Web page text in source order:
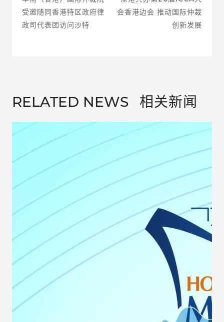
受邀随同香港特区政府律
政司代表团访问沙特
会香港边会 推动国际仲裁
创新发展
RELATED NEWS 相关新闻